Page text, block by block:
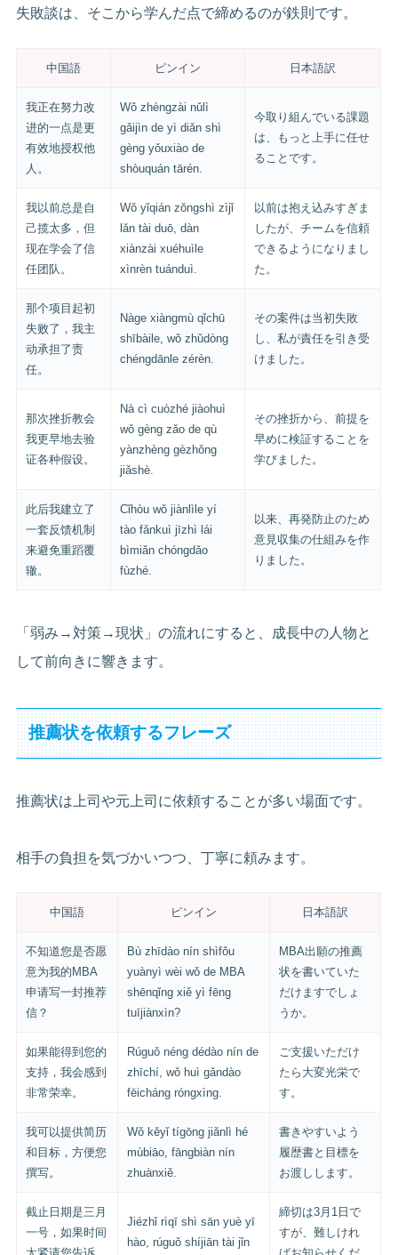
失敗談は、そこから学んだ点で締めるのが鉄則です。
中国語 ピンイン 日本語訳
我正在努力改
进的一点是更
有效地授权他
人。
Wǒ zhèngzài nǔlì
gǎijìn de yì diǎn shì
gèng yǒuxiào de
shòuquán tārén.
今取り組んでいる課題
は、もっと上手に任せ
ることです。
我以前总是自
己揽太多，但
现在学会了信
任团队。
Wǒ yǐqián zǒngshì zìjǐ
lǎn tài duō, dàn
xiànzài xuéhuìle
xìnrèn tuánduì.
以前は抱え込みすぎま
したが、チームを信頼
できるようになりまし
た。
那个项目起初
失败了，我主
动承担了责
任。
Nàge xiàngmù qǐchū
shībàile, wǒ zhǔdòng
chéngdānle zérèn.
その案件は当初失敗
し、私が責任を引き受
けました。
那次挫折教会
我更早地去验
证各种假设。
Nà cì cuòzhé jiàohuì
wǒ gèng zǎo de qù
yànzhèng gèzhǒng
jiǎshè.
その挫折から、前提を
早めに検証することを
学びました。
此后我建立了
一套反馈机制
来避免重蹈覆
辙。
Cǐhòu wǒ jiànlìle yí
tào fǎnkuì jīzhì lái
bìmiǎn chóngdǎo
fùzhé.
以来、再発防止のため
意見収集の仕組みを作
りました。
「弱み→対策→現状」の流れにすると、成長中の人物と
して前向きに響きます。
推薦状を依頼するフレーズ
推薦状は上司や元上司に依頼することが多い場面です。
相手の負担を気づかいつつ、丁寧に頼みます。
中国語 ピンイン 日本語訳
不知道您是否愿
意为我的MBA
申请写一封推荐
信？
Bù zhīdào nín shìfǒu
yuànyì wèi wǒ de MBA
shēnqǐng xiě yì fēng
tuījiànxìn?
MBA出願の推薦
状を書いていた
だけますでしょ
うか。
如果能得到您的
支持，我会感到
非常荣幸。
Rúguǒ néng dédào nín de
zhīchí, wǒ huì gǎndào
fēicháng róngxìng.
ご支援いただけ
たら大変光栄で
す。
我可以提供简历
和目标，方便您
撰写。
Wǒ kěyǐ tígōng jiǎnlì hé
mùbiāo, fāngbiàn nín
zhuànxiě.
書きやすいよう
履歴書と目標を
お渡しします。
截止日期是三月
一号，如果时间
Jiézhǐ rìqī shì sān yuè yī
hào, rúguǒ shíjiān tài jǐn
締切は3月1日で
すが、難しけれ